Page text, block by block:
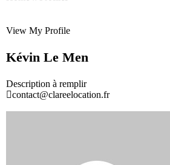
View My Profile
Kévin Le Men
Description à remplir
contact@clareelocation.fr